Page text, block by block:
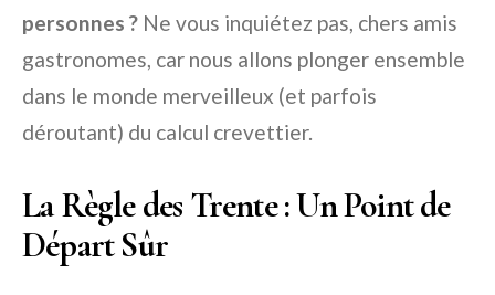
personnes ? Ne vous inquiétez pas, chers amis
gastronomes, car nous allons plonger ensemble
dans le monde merveilleux (et parfois
déroutant) du calcul crevettier.
La Règle des Trente : Un Point de
Départ Sûr